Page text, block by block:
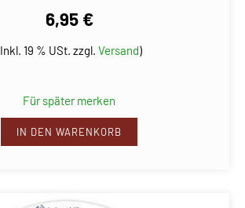
6,95 €
19 % USt. zzgl. Versand)
Für später merken
IN DEN WARENKORB